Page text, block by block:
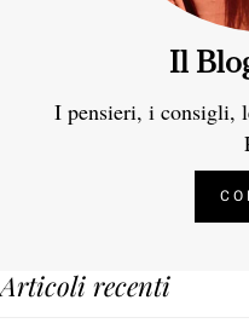
Il
I pensieri, i consigli,
Articoli recenti